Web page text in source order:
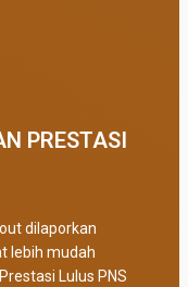
PRESTASI
dilaporkan
lebih mudah
Lulus PNS